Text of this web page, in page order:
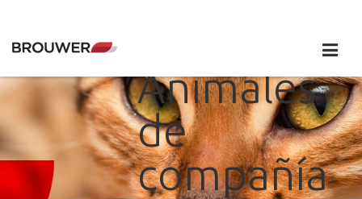
Animales
de
compañía